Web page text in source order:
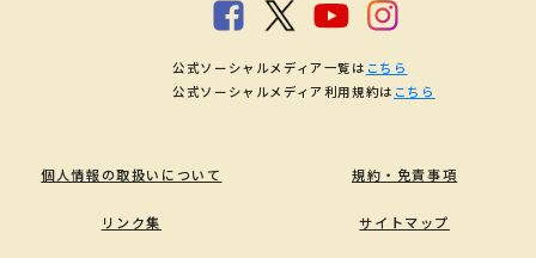
個人情報の取扱いについて 規約・免責事項
リンク集 サイトマップ
公式ソーシャルメディア一覧は こちら
公式ソーシャルメディア利用規約は こちら